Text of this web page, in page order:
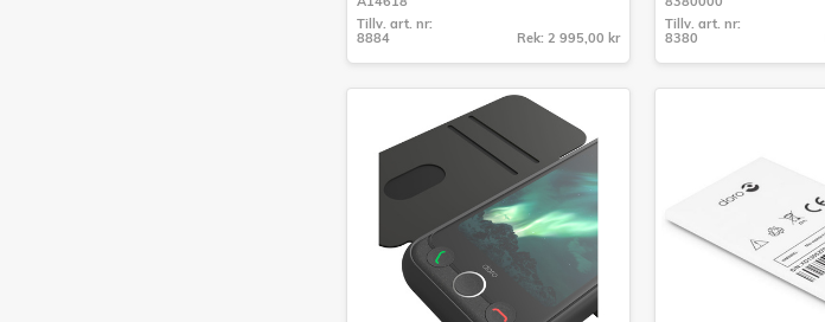
8884
Tillv. art. nr:
8884
Rek: 2 995,00 kr
8380
Tillv. art. nr:
8380